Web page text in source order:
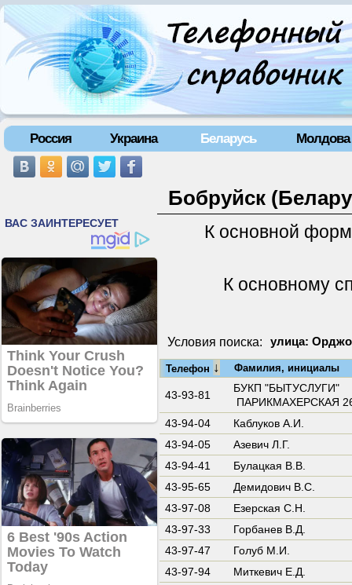
Россия Украина Беларусь Молдова
Бобруйск
К основной
К основному
Условия поиска: улица:
Телефон ↓ Фамилия, инициалы
43-93-81
БУКП "БЫТУСЛУГИ"
ПАРИКМАХЕРСКАЯ
43-94-04
Каблуков А.И.
43-94-05
Азевич Л.Г.
43-94-41
Булацкая В.В.
43-95-65
Демидович В.С.
43-97-08
Езерская С.Н.
43-97-33
Горбанев В.Д.
43-97-47
Голуб М.И.
43-97-94
Миткевич Е.Д.